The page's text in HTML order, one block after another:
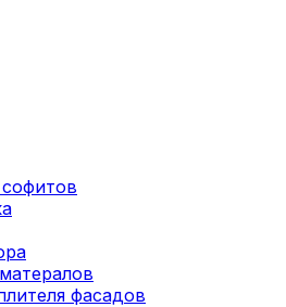
фасадов